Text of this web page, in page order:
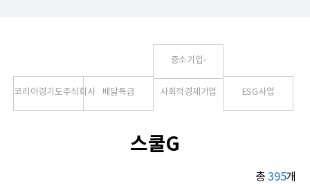
코리아경기도주식회사 배달특급
중소기업⋅
사회적경제기업 ESG사업
스쿨G
총 395개